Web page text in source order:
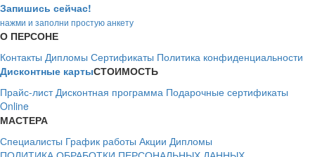
Запишись сейчас!
нажми и заполни простую анкету
О ПЕРСОНЕ
Контакты Дипломы Сертификаты Политика конфиденциальности
Дисконтные картыСТОИМОСТЬ
Прайс-лист Дисконтная программа Подарочные сертификаты
Online
МАСТЕРА
Специалисты График работы Акции Дипломы